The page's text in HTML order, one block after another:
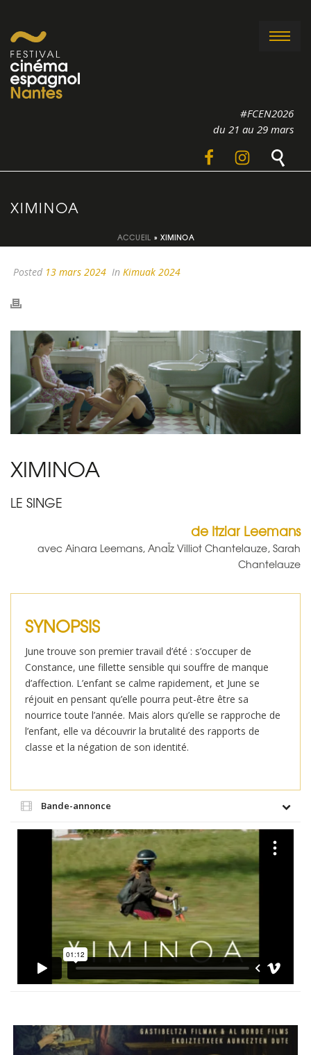
#FCEN2026
du 21 au 29 mars
XIMINOA
ACCUEIL » XIMINOA
Posted 13 mars 2024 In Kimuak 2024
XIMINOA
LE SINGE
de Itziar Leemans
avec Ainara Leemans, AnaÏz Villiot Chantelauze, Sarah
Chantelauze
SYNOPSIS
June trouve son premier travail d’été : s’occuper de
Constance, une fillette sensible qui souffre de manque
d’affection. L’enfant se calme rapidement, et June se
réjouit en pensant qu’elle pourra peut-être être sa
nourrice toute l’année. Mais alors qu’elle se rapproche de
l’enfant, elle va découvrir la brutalité des rapports de
classe et la négation de son identité.
Bande-annonce